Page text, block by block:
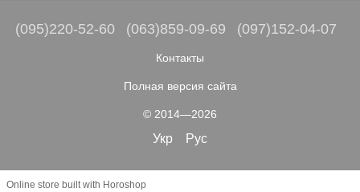
(095)220-52-60 (063)859-09-69 (097)152-04-07
Контакты
Полная версия сайта
© 2014—2026
Укр Рус
Online store built with Horoshop